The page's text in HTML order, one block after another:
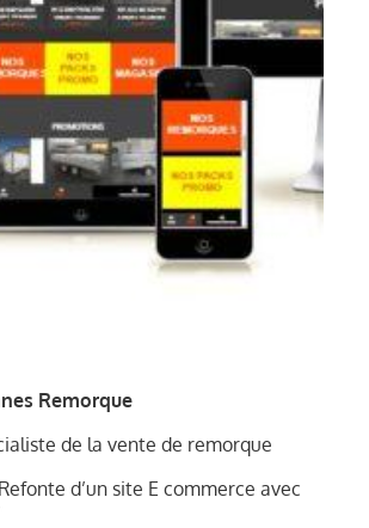
Remorque
de la vente de remorque
Refonte d’un site E commerce avec